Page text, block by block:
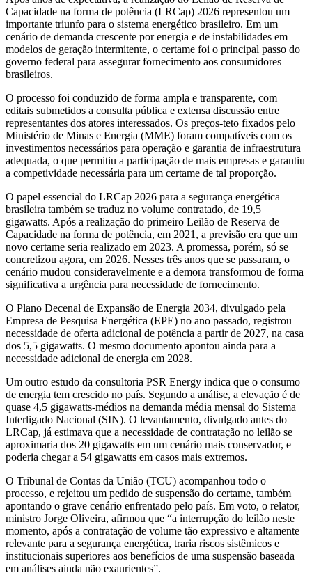
Capacidade na forma de potência (LRCap) 2026 representou um
importante triunfo para o sistema energético brasileiro. Em um
cenário de demanda crescente por energia e de instabilidades em
modelos de geração intermitente, o certame foi o principal passo do
governo federal para assegurar fornecimento aos consumidores
brasileiros.
O processo foi conduzido de forma ampla e transparente, com
editais submetidos a consulta pública e extensa discussão entre
representantes dos atores interessados. Os preços-teto fixados pelo
Ministério de Minas e Energia (MME) foram compatíveis com os
investimentos necessários para operação e garantia de infraestrutura
adequada, o que permitiu a participação de mais empresas e garantiu
a competividade necessária para um certame de tal proporção.
O papel essencial do LRCap 2026 para a segurança energética
brasileira também se traduz no volume contratado, de 19,5
gigawatts. Após a realização do primeiro Leilão de Reserva de
Capacidade na forma de potência, em 2021, a previsão era que um
novo certame seria realizado em 2023. A promessa, porém, só se
concretizou agora, em 2026. Nesses três anos que se passaram, o
cenário mudou consideravelmente e a demora transformou de forma
significativa a urgência para necessidade de fornecimento.
O Plano Decenal de Expansão de Energia 2034, divulgado pela
Empresa de Pesquisa Energética (EPE) no ano passado, registrou
necessidade de oferta adicional de potência a partir de 2027, na casa
dos 5,5 gigawatts. O mesmo documento apontou ainda para a
necessidade adicional de energia em 2028.
Um outro estudo da consultoria PSR Energy indica que o consumo
de energia tem crescido no país. Segundo a análise, a elevação é de
quase 4,5 gigawatts-médios na demanda média mensal do Sistema
Interligado Nacional (SIN). O levantamento, divulgado antes do
LRCap, já estimava que a necessidade de contratação no leilão se
aproximaria dos 20 gigawatts em um cenário mais conservador, e
poderia chegar a 54 gigawatts em casos mais extremos.
O Tribunal de Contas da União (TCU) acompanhou todo o
processo, e rejeitou um pedido de suspensão do certame, também
apontando o grave cenário enfrentado pelo país. Em voto, o relator,
ministro Jorge Oliveira, afirmou que “a interrupção do leilão neste
momento, após a contratação de volume tão expressivo e altamente
relevante para a segurança energética, traria riscos sistêmicos e
institucionais superiores aos benefícios de uma suspensão baseada
em análises ainda não exaurientes”.